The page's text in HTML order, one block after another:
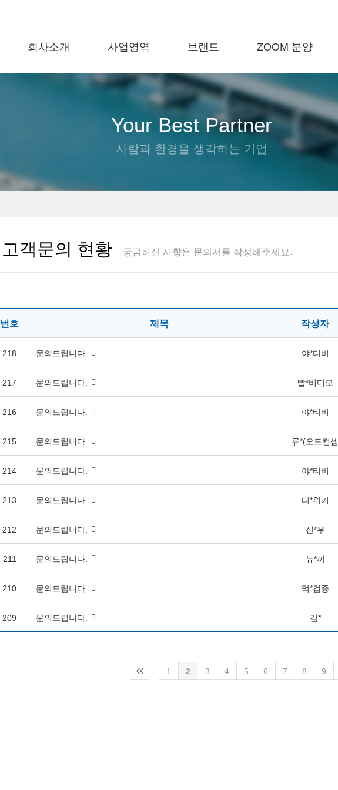
회사소개 사업영역 브랜드 ZOOM 분양
Your Best Partner
사람과 환경을 생각하는 기업
고객문의 현황 궁금하신 사항은 문의서를 작성해주세요.
번호 제목 작성자
218 문의드립니다. 야*티비
217 문의드립니다. 빨*비디오
216 문의드립니다. 야*티비
215 문의드립니다. 류*(오드컨셉
214 문의드립니다. 야*티비
213 문의드립니다. 티*위키
212 문의드립니다. 신*우
211 문의드립니다. 뉴*끼
210 문의드립니다. 먹*검증
209 문의드립니다. 김*
1 2 3 4 5 6 7 8 9